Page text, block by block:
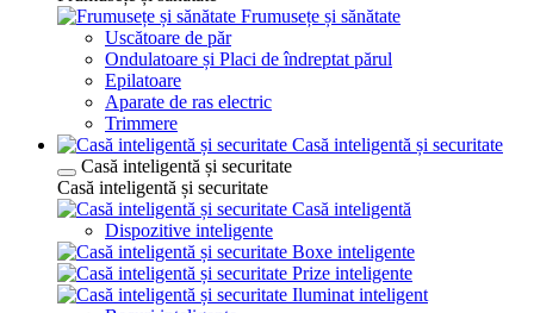
Frumusețe și sănătate
Uscătoare de păr
Ondulatoare și Placi de îndreptat părul
Epilatoare
Aparate de ras electric
Trimmere
Casă inteligentă și securitate
Casă inteligentă și securitate
Casă inteligentă și securitate
Casă inteligentă
Dispozitive inteligente
Boxe inteligente
Prize inteligente
Iluminat inteligent